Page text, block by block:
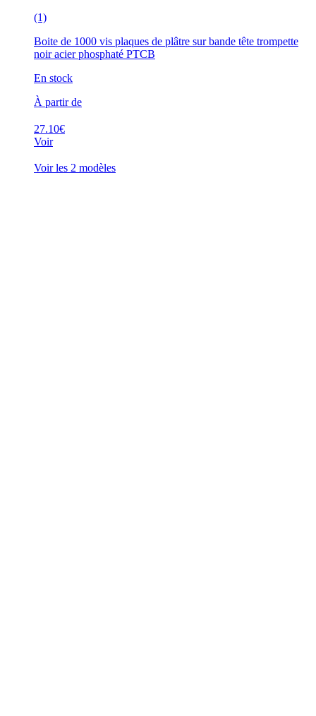
(1)
Boite de 1000 vis plaques de plâtre sur bande tête trompette
noir acier phosphaté PTCB
En stock
À partir de
27.10€
Voir
Voir les 2 modèles